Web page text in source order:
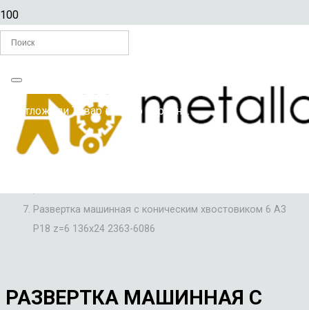
Вы отложилиТоварв свою корзину.
Главная
/
РАЗВЕРТКИ ПО МЕТАЛЛУ
Развертка машинная с коническим хвостовиком 6 А3
Р18 z=6 136х24 2363-6086
РАЗВЕРТКА МАШИННАЯ С